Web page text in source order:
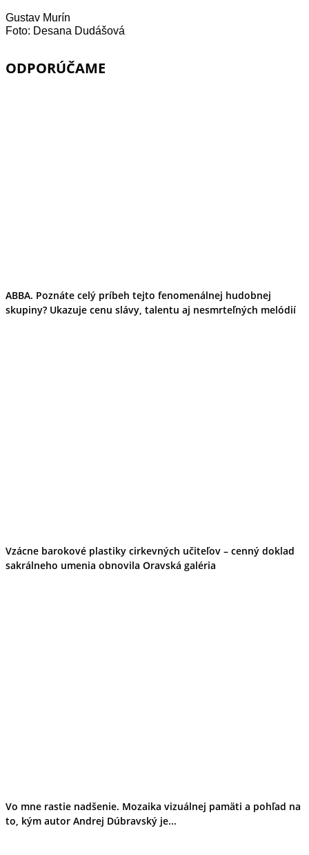
Gustav Murín
Foto: Desana Dudášová
ODPORÚČAME
ABBA. Poznáte celý príbeh tejto fenomenálnej hudobnej
skupiny? Ukazuje cenu slávy, talentu aj nesmrteľných melódií
Vzácne barokové plastiky cirkevných učiteľov – cenný doklad
sakrálneho umenia obnovila Oravská galéria
Vo mne rastie nadšenie. Mozaika vizuálnej pamäti a pohľad na
to, kým autor Andrej Dúbravský je...